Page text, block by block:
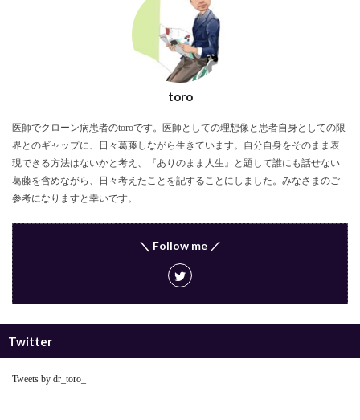
toro
医師でクローン病患者のtoroです。医師としての理想像と患者自身としての限
界とのギャップに、日々葛藤しながら生きています。自分自身をそのまま表
現できる方法はないかと考え、『ありのまま人生』と題して誰にも話せない
葛藤を含めながら、日々考えたことを記することにしました。みなさまのご
参考になりますと幸いです。
＼ Follow me ／
Twitter
Tweets by dr_toro_